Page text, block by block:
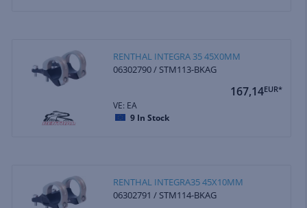
RENTHAL INTEGRA 35 45X0MM
06302790 / STM113-BKAG
167,14EUR*
VE: EA
9 In Stock
RENTHAL INTEGRA35 45X10MM
06302791 / STM114-BKAG